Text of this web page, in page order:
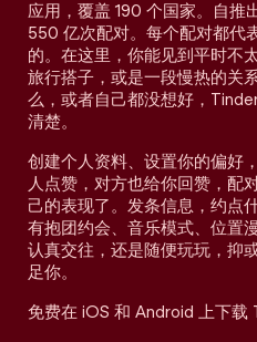
应用，覆盖 190 个国家。自推
550 亿次配对。每个配对都代
的。在这里，你能见到平时不
旅行搭子，或是一段慢热的关
么，或者自己都没想好，
清楚。
创建个人资料、设置你的偏好
人点赞，对方也给你回赞，配
己的表现了。发条信息，约点
有抱团约会、音乐模式、位置
认真交往，还是随便玩玩，抑
足你。
免费在 iOS 和 Android 上下载